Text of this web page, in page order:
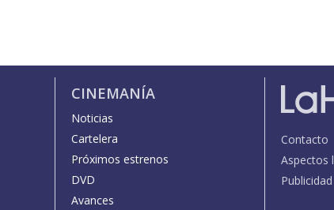
CINEMANÍA
Noticias
Cartelera
Próximos estrenos
DVD
Avances
Contacto
Aspectos